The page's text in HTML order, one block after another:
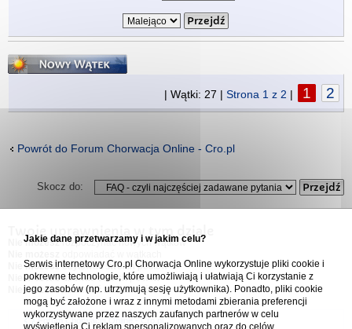
Napisz wątek
| Wątki: 27 | Strona 1 z 2 | 1 2
Powrót do Forum Chorwacja Online - Cro.pl
Skocz do:
Twoje uprawnienia w tym dziale
Nie możeszrozpoczynać nowych wątków
Nie możeszedytować swoich postów
Nie możeszusuwać swoich postów
Nie możeszdodawać załączników
Forum Chorwacja Online - Cro.pl
Jakie dane przetwarzamy i w jakim celu?
Serwis internetowy Cro.pl Chorwacja Online wykorzystuje pliki cookie i
pokrewne technologie, które umożliwiają i ułatwiają Ci korzystanie z
jego zasobów (np. utrzymują sesję użytkownika). Ponadto, pliki cookie
mogą być założone i wraz z innymi metodami zbierania preferencji
wykorzystywane przez naszych zaufanych partnerów w celu
wyświetlenia Ci reklam spersonalizowanych oraz do celów